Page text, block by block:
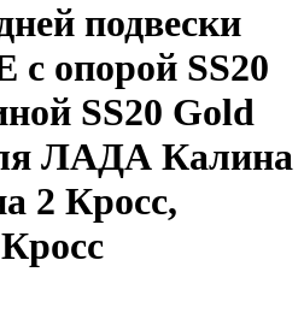
подвески
опорой SS20
SS20 Gold
ЛАДА Калина
2 Кросс,